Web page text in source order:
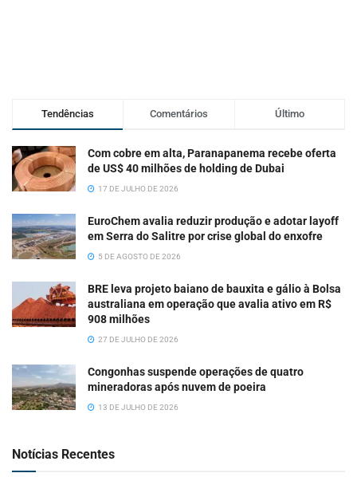
Tendências Comentários Último
Com cobre em alta, Paranapanema recebe oferta
de US$ 40 milhões de holding de Dubai
17 DE JULHO DE 2026
EuroChem avalia reduzir produção e adotar layoff
em Serra do Salitre por crise global do enxofre
5 DE AGOSTO DE 2026
BRE leva projeto baiano de bauxita e gálio à Bolsa
australiana em operação que avalia ativo em R$
908 milhões
27 DE JULHO DE 2026
Congonhas suspende operações de quatro
mineradoras após nuvem de poeira
13 DE JULHO DE 2026
Notícias Recentes